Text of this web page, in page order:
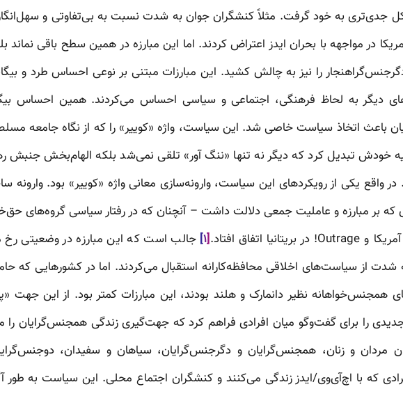
جدی‌تری به خود گرفت. مثلاً کنشگران جوان به شدت نسبت به بی‌تفاوتی و
در مواجهه با بحران ایدز اعتراض کردند. اما این مبارزه در همین سطح باقی
را نیز به چالش کشید. این مبارزات مبتنی بر نوعی احساس طرد و
دیگر به لحاظ فرهنگی، اجتماعی و سیاسی احساس می‌کردند. همین احساس
باعث اتخاذ سیاست خاصی شد. این سیاست، واژه «کوییر» را که از نگاه جامعه
خودش تبدیل کرد که دیگر نه تنها «ننگ آور» تلقی نمی‌شد بلکه الهام‌بخش
واقع یکی از رویکردهای این سیاست، وارونه‌سازی معانی واژه «کوییر» بود. وارونه
[۱] جالب است که این مبارزه در وضعیتی رخ
۱۹۸۰ به شدت از سیاست‌های اخلاقی محافظه‌کارانه استقبال می‌کردند. اما در کشورهایی که
همجنس‌خواهانه نظیر دانمارک و هلند بودند، این مبارزات کمتر بود. از این جهت
را برای گفت‌وگو میان افرادی فراهم کرد که جهت‌گیری زندگی همجنس‌گرایان را
مردان و زنان، همجنس‌گرایان و دگرجنس‌گرایان، سیاهان و سفیدان،
که با اچ‌آی‌وی/ایدز زندگی می‌کنند و کنشگران اجتماع محلی. این سیاست به طور